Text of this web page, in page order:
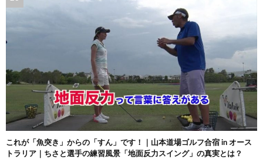
これが「魚突き」からの「すん」です！｜山本道場ゴルフ合宿 in オース
トラリア｜ちさと選手の練習風景「地面反力スイング」の真実とは？